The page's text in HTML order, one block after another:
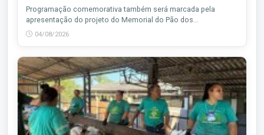
Programação comemorativa também será marcada pela
apresentação do projeto do Memorial do Pão dos...
04/08/2026